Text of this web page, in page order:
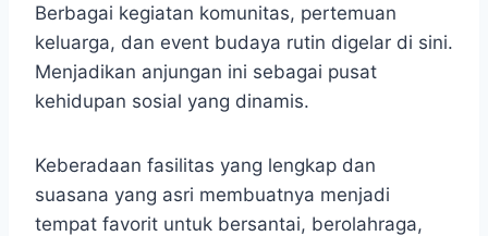
Berbagai kegiatan komunitas, pertemuan
keluarga, dan event budaya rutin digelar di sini.
Menjadikan anjungan ini sebagai pusat
kehidupan sosial yang dinamis.
Keberadaan fasilitas yang lengkap dan
suasana yang asri membuatnya menjadi
tempat favorit untuk bersantai, berolahraga,